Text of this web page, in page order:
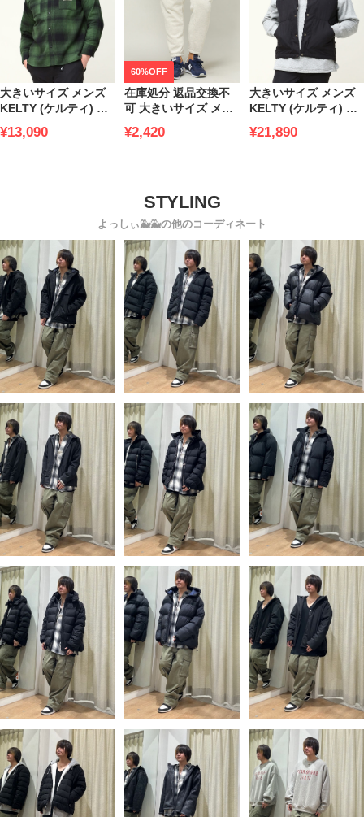
大きいサイズ メンズ
KELTY (ケルティ) チ
ンネル 長袖 シャツ
¥13,090
60%OFF
在庫処分 返品交換不
可 大きいサイズ メン
アンドティークラブ)
ゴパンツ
¥2,420
大きいサイズ メンズ
KELTY (ケルティ) 撥
ンド ベスト
¥21,890
よっしぃ🐳🐳の他のコーディネート